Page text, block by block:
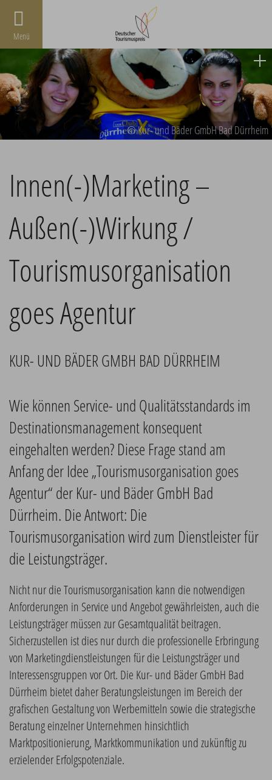
Menü
© Kur- und Bäder GmbH Bad Dürrheim
Innen(-)Marketing –
Außen(-)Wirkung /
Tourismusorganisation
goes Agentur
KUR- UND BÄDER GMBH BAD DÜRRHEIM
Wie können Service- und Qualitätsstandards im
Destinationsmanagement konsequent
eingehalten werden? Diese Frage stand am
Anfang der Idee „Tourismusorganisation goes
Agentur“ der Kur- und Bäder GmbH Bad
Dürrheim. Die Antwort: Die
Tourismusorganisation wird zum Dienstleister für
die Leistungsträger.
Nicht nur die Tourismusorganisation kann die notwendigen
Anforderungen in Service und Angebot gewährleisten, auch die
Leistungsträger müssen zur Gesamtqualität beitragen.
Sicherzustellen ist dies nur durch die professionelle Erbringung
von Marketingdienstleistungen für die Leistungsträger und
Interessensgruppen vor Ort. Die Kur- und Bäder GmbH Bad
Dürrheim bietet daher Beratungsleistungen im Bereich der
grafischen Gestaltung von Werbemitteln sowie die strategische
Beratung einzelner Unternehmen hinsichtlich
Marktpositionierung, Marktkommunikation und zukünftig zu
erzielender Erfolgspotenziale.